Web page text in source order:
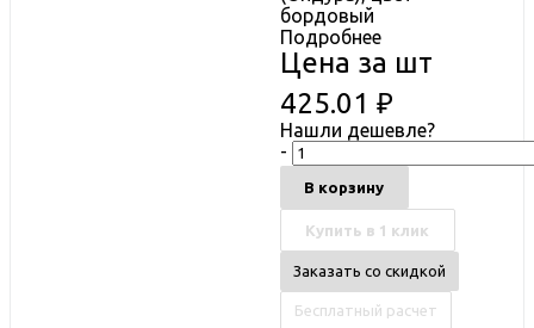
бордовый
Подробнее
Цена за шт
425.01 ₽
Нашли дешевле?
-
В корзину
Купить в 1 клик
Заказать со скидкой
Бесплатный расчет